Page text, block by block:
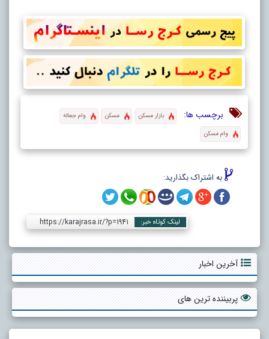
برچسب ها: بازار مسکن مسکن
وام جعاله
وام مسکن
به اشتراک بگذارید:
لینک کوتاه خبر: https://karajrasa.ir/?p=1941
آخرین اخبار
پربیننده ترین های